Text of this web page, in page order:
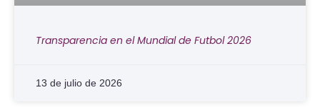
Transparencia en el Mundial de Futbol 2026
13 de julio de 2026